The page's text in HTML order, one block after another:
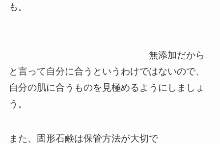
も。
無添加だから
と言って自分に合うというわけではないので、
自分の肌に合うものを見極めるようにしましょ
う。
また、固形石鹸は保管方法が大切で